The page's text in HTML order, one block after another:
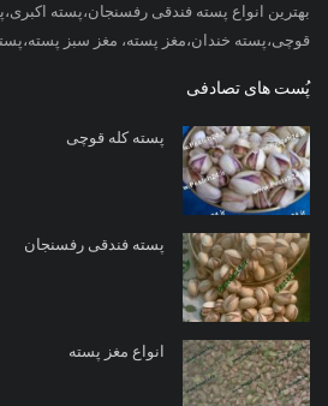
بهترین انواع پسته فندقی رفسنجان،پسته
قوچی،پسته خندان،مغز پسته، مغز سبز
پُست های تصادفی
پسته کله قوچی
پسته فندقی رفسنجان
انواع مغز پسته